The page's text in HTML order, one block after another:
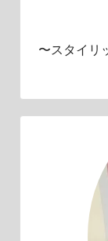
〜スタイリ